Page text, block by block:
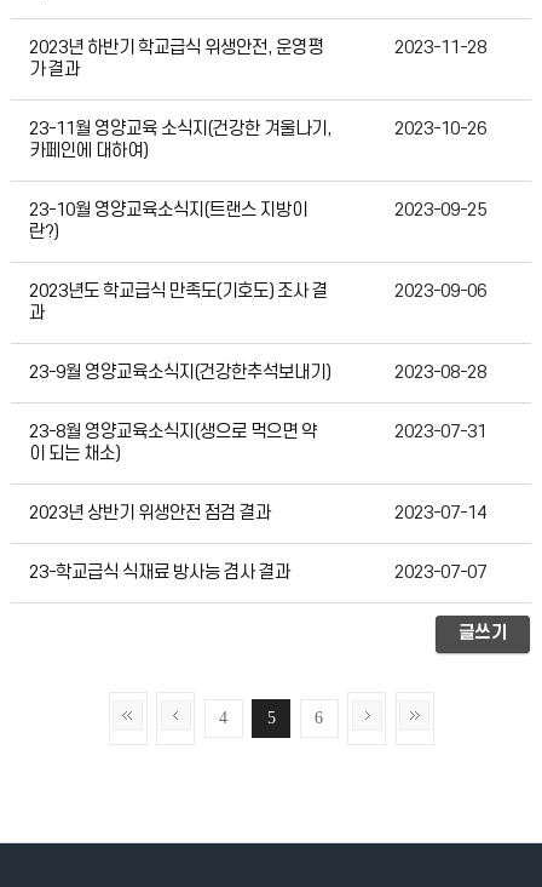
2023년 하반기 학교급식 위생안전, 운영평
가 결과
2023-11-28
23-11월 영양교육 소식지(건강한 겨울나기,
카페인에 대하여)
2023-10-26
23-10월 영양교육소식지(트랜스 지방이
란?)
2023-09-25
2023년도 학교급식 만족도(기호도) 조사 결
과
2023-09-06
23-9월 영양교육소식지(건강한추석보내기) 2023-08-28
23-8월 영양교육소식지(생으로 먹으면 약
이 되는 채소)
2023-07-31
2023년 상반기 위생안전 점검 결과 2023-07-14
23-학교급식 식재료 방사능 겸사 결과 2023-07-07
글쓰기
4 5 6